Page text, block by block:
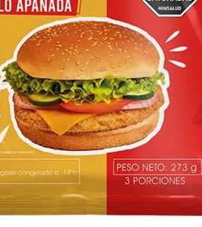
Mantequilla